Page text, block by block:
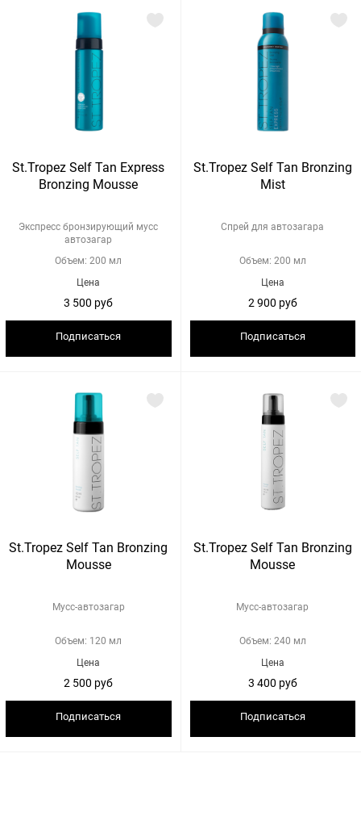
St.Tropez Self Tan Express
Bronzing Mousse
Экспресс бронзирующий мусс
автозагар
Объем: 200 мл
Цена
3 500 руб
Подписаться
St.Tropez Self Tan Bronzing
Mist
Спрей для автозагара
Объем: 200 мл
Цена
2 900 руб
Подписаться
St.Tropez Self Tan Bronzing
Mousse
Мусс-автозагар
Объем: 120 мл
Цена
2 500 руб
Подписаться
St.Tropez Self Tan Bronzing
Mousse
Мусс-автозагар
Объем: 240 мл
Цена
3 400 руб
Подписаться